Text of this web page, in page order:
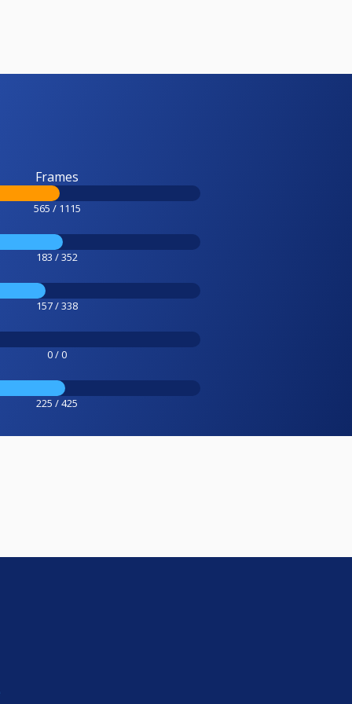
Frames
565 / 1115
183 / 352
157 / 338
0 / 0
225 / 425